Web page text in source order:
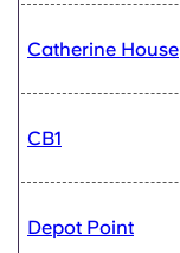
Catherine House
CB1
Depot Point